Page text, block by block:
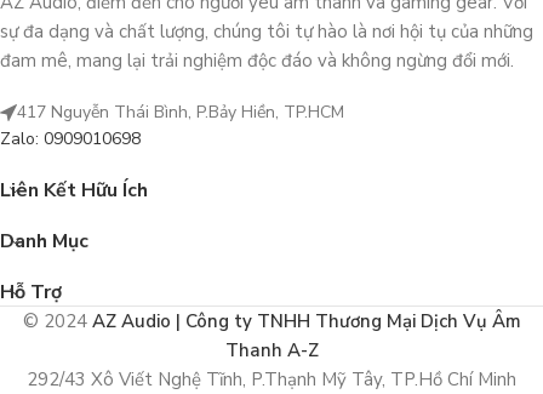
sự đa dạng và chất lượng, chúng tôi tự hào là nơi hội tụ của những
đam mê, mang lại trải nghiệm độc đáo và không ngừng đổi mới.
417 Nguyễn Thái Bình, P.Bảy Hiền, TP.HCM
Zalo: 0909010698
Liên Kết Hữu Ích
Danh Mục
Hỗ Trợ
© 2024 AZ Audio | Công ty TNHH Thương Mại Dịch Vụ Âm
Thanh A-Z
292/43 Xô Viết Nghệ Tĩnh, P.Thạnh Mỹ Tây, TP.Hồ Chí Minh